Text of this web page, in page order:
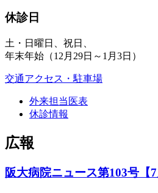
休診日
土・日曜日、祝日、
年末年始（12月29日～1月3日）
交通アクセス・駐車場
外来担当医表
休診情報
広報
阪大病院ニュース第103号【7